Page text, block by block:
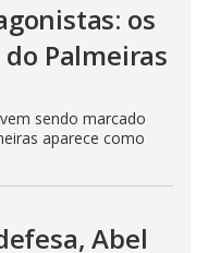
os
Palmeiras
sendo marcado
aparece como
Abel